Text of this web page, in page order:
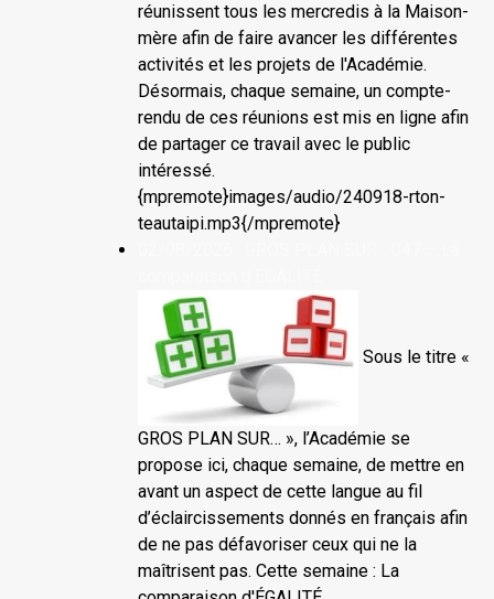
réunissent tous les mercredis à la Maison-
mère afin de faire avancer les différentes
activités et les projets de l'Académie.
Désormais, chaque semaine, un compte-
rendu de ces réunions est mis en ligne afin
de partager ce travail avec le public
intéressé.
{mpremote}images/audio/240918-rton-
teautaipi.mp3{/mpremote}
Sous le titre «
GROS PLAN SUR… », l’Académie se
propose ici, chaque semaine, de mettre en
avant un aspect de cette langue au fil
d’éclaircissements donnés en français afin
de ne pas défavoriser ceux qui ne la
maîtrisent pas. Cette semaine : La